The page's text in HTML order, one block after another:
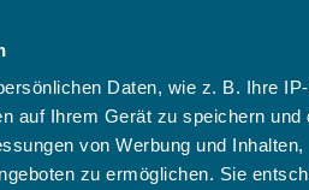
Daten, wie z. B. Ihre
auf Ihrem Gerät zu speichern und
von Werbung und Inhalten,
zu ermöglichen. Sie